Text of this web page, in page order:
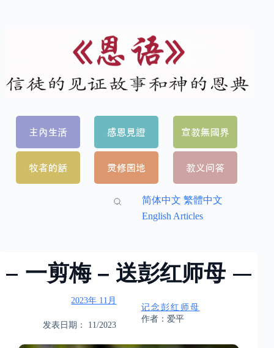
简体中文 繁體中文
English Articles
一剪梅 – 送彭红师母
2023年 11月
发表日期： 11/2023
记念彭红师母
作者：爱平